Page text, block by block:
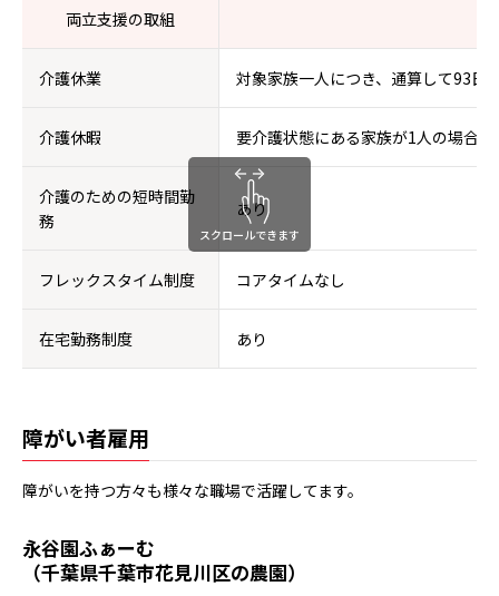
両立支援の取組
介護休業 対象家族一人につき、通算して93日
介護休暇 要介護状態にある家族が1人の場合
介護のための短時間勤
務
あり
フレックスタイム制度 コアタイムなし
在宅勤務制度 あり
スクロールできます
障がい者雇用
障がいを持つ方々も様々な職場で活躍してます。
永谷園ふぁーむ
（千葉県千葉市花見川区の農園）